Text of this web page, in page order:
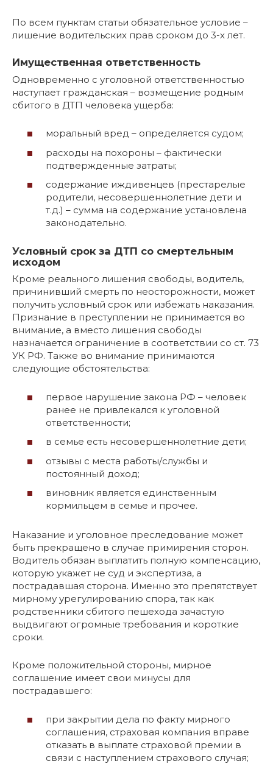
По всем пунктам статьи обязательное условие –
лишение водительских прав сроком до 3-х лет.
Имущественная ответственность
Одновременно с уголовной ответственностью
наступает гражданская – возмещение родным
сбитого в ДТП человека ущерба:
моральный вред – определяется судом;
расходы на похороны – фактически
подтвержденные затраты;
содержание иждивенцев (престарелые
родители, несовершеннолетние дети и
т.д.) – сумма на содержание установлена
законодательно.
Условный срок за ДТП со смертельным
исходом
Кроме реального лишения свободы, водитель,
причинивший смерть по неосторожности, может
получить условный срок или избежать наказания.
Признание в преступлении не принимается во
внимание, а вместо лишения свободы
назначается ограничение в соответствии со ст. 73
УК РФ. Также во внимание принимаются
следующие обстоятельства:
первое нарушение закона РФ – человек
ранее не привлекался к уголовной
ответственности;
в семье есть несовершеннолетние дети;
отзывы с места работы/службы и
постоянный доход;
виновник является единственным
кормильцем в семье и прочее.
Наказание и уголовное преследование может
быть прекращено в случае примирения сторон.
Водитель обязан выплатить полную компенсацию,
которую укажет не суд и экспертиза, а
пострадавшая сторона. Именно это препятствует
мирному урегулированию спора, так как
родственники сбитого пешехода зачастую
выдвигают огромные требования и короткие
сроки.
Кроме положительной стороны, мирное
соглашение имеет свои минусы для
пострадавшего:
при закрытии дела по факту мирного
соглашения, страховая компания вправе
отказать в выплате страховой премии в
связи с наступлением страхового случая;